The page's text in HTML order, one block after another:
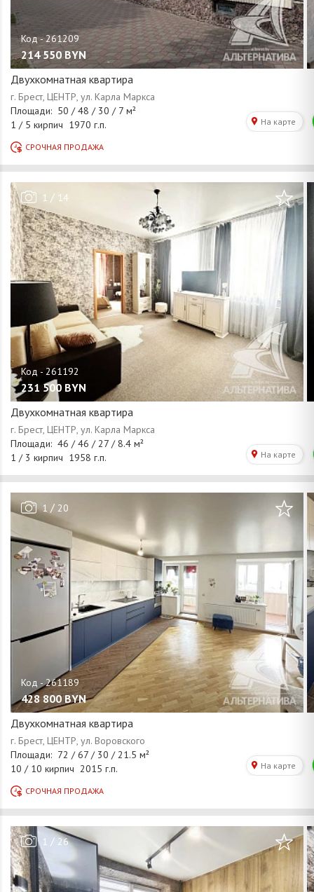
214 550 BYN
Двухкомнатная квартира
1 / 14
231 500 BYN
Двухкомнатная квартира
1 / 20
428 800 BYN
Двухкомнатная квартира
1 / 26